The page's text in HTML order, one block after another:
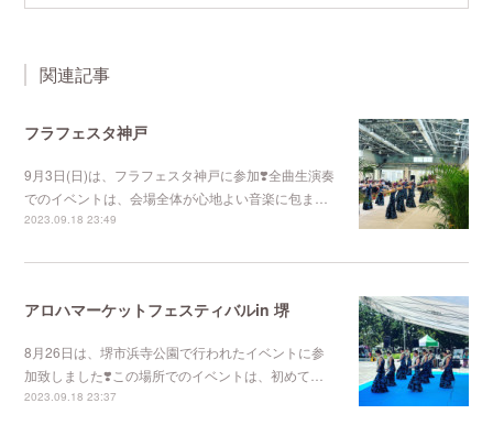
関連記事
フラフェスタ神戸
9月3日(日)は、フラフェスタ神戸に参加❣️全曲生演奏
でのイベントは、会場全体が心地よい音楽に包ま…
2023.09.18 23:49
アロハマーケットフェスティバルin 堺
8月26日は、堺市浜寺公園で行われたイベントに参
加致しました❣️この場所でのイベントは、初めて…
2023.09.18 23:37